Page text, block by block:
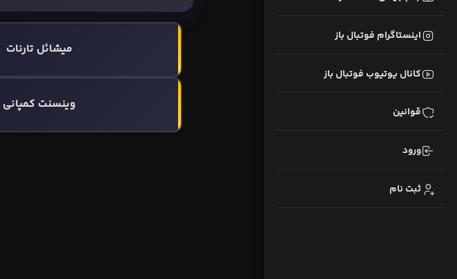
اینستاگرام فوتبال باز
کانال یوتیوب فوتبال باز
قوانین
ورود
ثبت نام
میشائل تارنات
وینسنت کمپانی